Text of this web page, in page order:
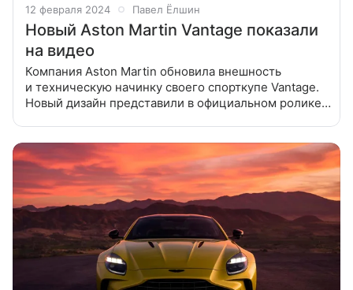
12 февраля 2024 Павел Ёлшин
Новый Aston Martin Vantage показали
на видео
Компания Aston Martin обновила внешность
и техническую начинку своего спорткупе Vantage.
Новый дизайн представили в официальном ролике